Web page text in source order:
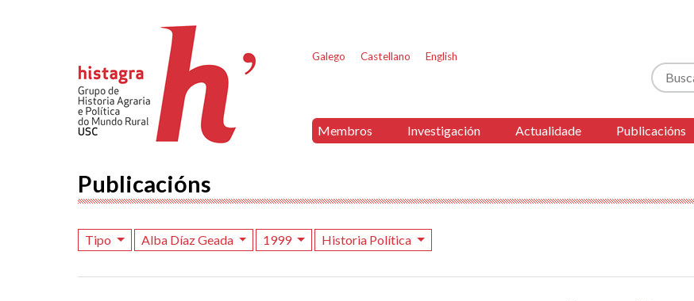
Galego Castellano English
Buscar
Membros Investigación Actualidade Publicacións
Publicacións
Tipo Alba Díaz Geada 1999 Historia Política